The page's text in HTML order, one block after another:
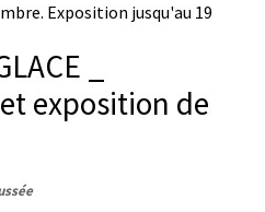
Exposition jusqu'au 19
_
exposition de